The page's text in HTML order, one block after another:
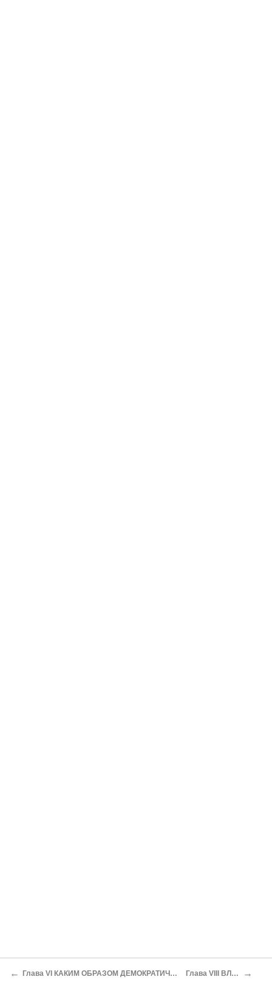
← Глава VI КАКИМ ОБРАЗОМ ДЕМОКРАТИЧЕСКИЕ ИНСТИТУТЫ И НРАВЫ ПОВЫШАЮТ ЦЕНУ И СОКРАЩАЮТ СРОКИ ЗЕМЕЛЬНОЙ РЕНТЫ Глава VIII ВЛИЯНИЕ ДЕМОКРАТИИ НА СЕМЬЮ →